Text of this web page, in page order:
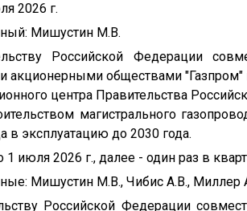
2026 г.
Мишустин М.В.
Российской Федерации
акционерными обществами
центра Правительства
магистрального
в эксплуатацию до 2030 года.
июля 2026 г., далее - один раз в
Мишустин М.В., Чибис А.В., Миллер
Российской Федерации